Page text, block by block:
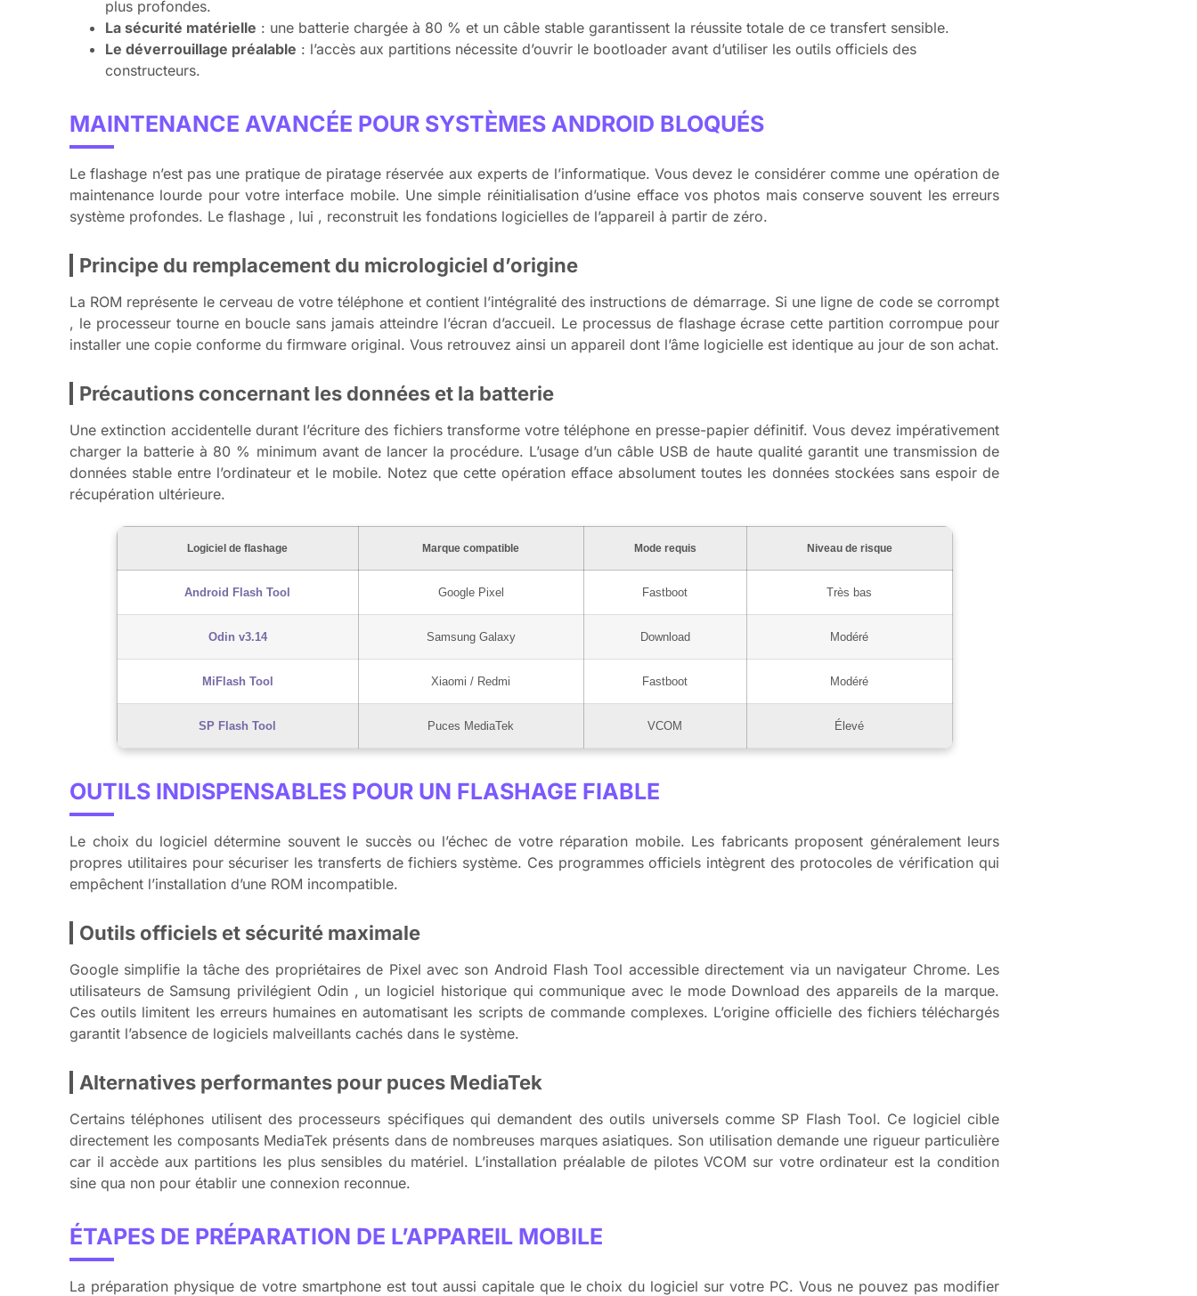
plus profondes.
La sécurité matérielle : une batterie chargée à 80 % et un câble stable garantissent la réussite totale de ce transfert sensible.
Le déverrouillage préalable : l’accès aux partitions nécessite d’ouvrir le bootloader avant d’utiliser les outils officiels des
constructeurs.
MAINTENANCE AVANCÉE POUR SYSTÈMES ANDROID BLOQUÉS
Le flashage n’est pas une pratique de piratage réservée aux experts de l’informatique. Vous devez le considérer comme une opération de
maintenance lourde pour votre interface mobile. Une simple réinitialisation d’usine efface vos photos mais conserve souvent les erreurs
système profondes. Le flashage , lui , reconstruit les fondations logicielles de l’appareil à partir de zéro.
Principe du remplacement du micrologiciel d’origine
La ROM représente le cerveau de votre téléphone et contient l’intégralité des instructions de démarrage. Si une ligne de code se corrompt
, le processeur tourne en boucle sans jamais atteindre l’écran d’accueil. Le processus de flashage écrase cette partition corrompue pour
installer une copie conforme du firmware original. Vous retrouvez ainsi un appareil dont l’âme logicielle est identique au jour de son achat.
Précautions concernant les données et la batterie
Une extinction accidentelle durant l’écriture des fichiers transforme votre téléphone en presse-papier définitif. Vous devez impérativement
charger la batterie à 80 % minimum avant de lancer la procédure. L’usage d’un câble USB de haute qualité garantit une transmission de
données stable entre l’ordinateur et le mobile. Notez que cette opération efface absolument toutes les données stockées sans espoir de
récupération ultérieure.
Logiciel de flashage Marque compatible Mode requis Niveau de risque
Android Flash Tool Google Pixel Fastboot Très bas
Odin v3.14 Samsung Galaxy Download Modéré
MiFlash Tool Xiaomi / Redmi Fastboot Modéré
SP Flash Tool Puces MediaTek VCOM Élevé
OUTILS INDISPENSABLES POUR UN FLASHAGE FIABLE
Le choix du logiciel détermine souvent le succès ou l’échec de votre réparation mobile. Les fabricants proposent généralement leurs
propres utilitaires pour sécuriser les transferts de fichiers système. Ces programmes officiels intègrent des protocoles de vérification qui
empêchent l’installation d’une ROM incompatible.
Outils officiels et sécurité maximale
Google simplifie la tâche des propriétaires de Pixel avec son Android Flash Tool accessible directement via un navigateur Chrome. Les
utilisateurs de Samsung privilégient Odin , un logiciel historique qui communique avec le mode Download des appareils de la marque.
Ces outils limitent les erreurs humaines en automatisant les scripts de commande complexes. L’origine officielle des fichiers téléchargés
garantit l’absence de logiciels malveillants cachés dans le système.
Alternatives performantes pour puces MediaTek
Certains téléphones utilisent des processeurs spécifiques qui demandent des outils universels comme SP Flash Tool. Ce logiciel cible
directement les composants MediaTek présents dans de nombreuses marques asiatiques. Son utilisation demande une rigueur particulière
car il accède aux partitions les plus sensibles du matériel. L’installation préalable de pilotes VCOM sur votre ordinateur est la condition
sine qua non pour établir une connexion reconnue.
ÉTAPES DE PRÉPARATION DE L’APPAREIL MOBILE
La préparation physique de votre smartphone est tout aussi capitale que le choix du logiciel sur votre PC. Vous ne pouvez pas modifier